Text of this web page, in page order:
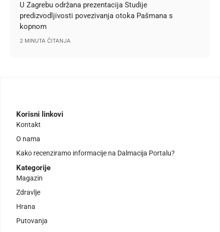
U Zagrebu održana prezentacija Studije
predizvodljivosti povezivanja otoka Pašmana s
kopnom
2 MINUTA ČITANJA
Korisni linkovi
Kontakt
O nama
Kako recenziramo informacije na Dalmacija Portalu?
Kategorije
Magazin
Zdravlje
Hrana
Putovanja